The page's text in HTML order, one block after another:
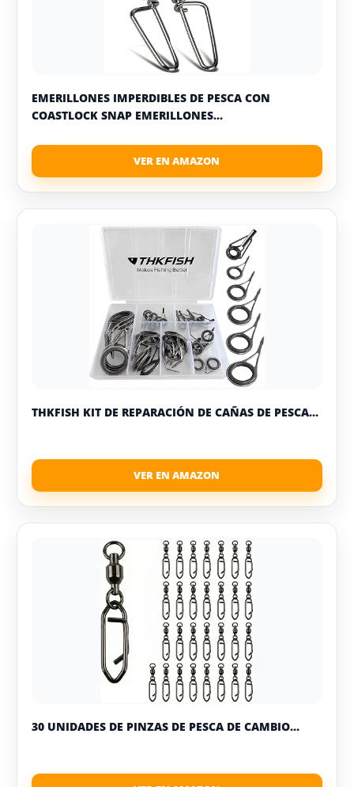
EMERILLONES IMPERDIBLES DE PESCA CON
COASTLOCK SNAP EMERILLONES...
THKFISH KIT DE REPARACIÓN DE CAÑAS DE PESCA...
30 UNIDADES DE PINZAS DE PESCA DE CAMBIO...